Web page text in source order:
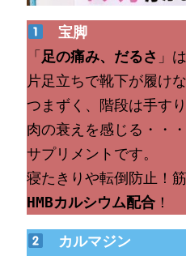
宝脚
「 足の痛み、だるさ 」
片足立ちで靴下が履け
つまずく、階段は手す
肉の衰えを感じる・・
サプリメントです。
寝たきりや転倒防止！
HMBカルシウム配合 ！
カルマジン